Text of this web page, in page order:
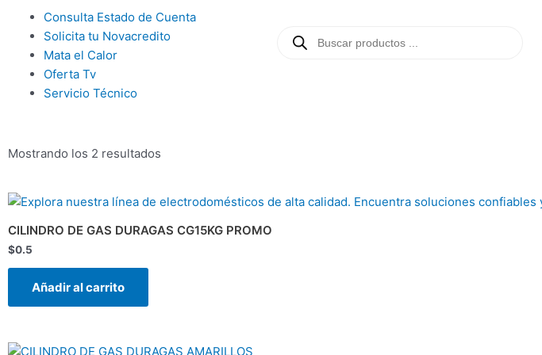
contenido
Main
Menu
Consulta Estado de Cuenta
Solicita tu Novacredito
Mata el Calor
Oferta Tv
Servicio Técnico
productos
Mostrando los 2 resultados
CILINDRO DE GAS DURAGAS CG15KG PROMO
$0.5
Añadir al carrito
El El